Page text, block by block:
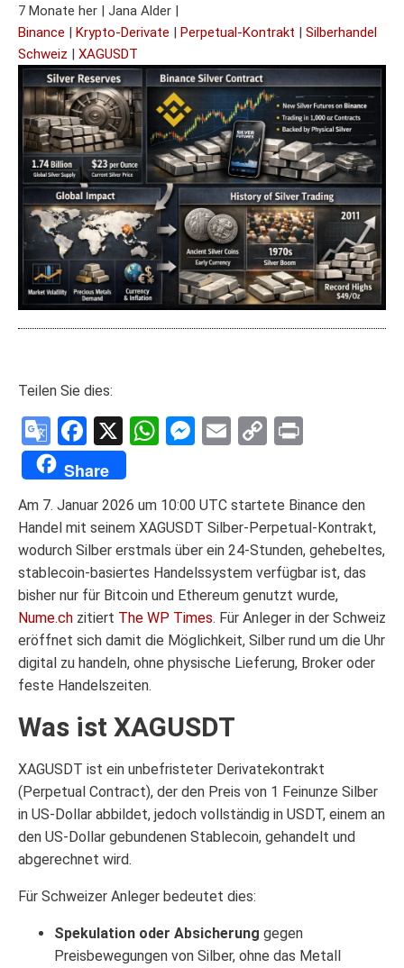
7 Monate her | Jana Alder |
Binance | Krypto-Derivate | Perpetual-Kontrakt | Silberhandel
Schweiz | XAGUSDT
Teilen Sie dies:
Google
Translate
Facebook
X WhatsApp
Messenger
Email
Copy
Share
Am 7. Januar 2026 um 10:00 UTC startete Binance den
Handel mit seinem XAGUSDT Silber-Perpetual-Kontrakt,
wodurch Silber erstmals über ein 24-Stunden, gehebeltes,
stablecoin-basiertes Handelssystem verfügbar ist, das
bisher nur für Bitcoin und Ethereum genutzt wurde,
Nume.ch zitiert The WP Times. Für Anleger in der Schweiz
eröffnet sich damit die Möglichkeit, Silber rund um die Uhr
digital zu handeln, ohne physische Lieferung, Broker oder
feste Handelszeiten.
Was ist XAGUSDT
XAGUSDT ist ein unbefristeter Derivatekontrakt
(Perpetual Contract), der den Preis von 1 Feinunze Silber
in US-Dollar abbildet, jedoch vollständig in USDT, einem an
den US-Dollar gebundenen Stablecoin, gehandelt und
abgerechnet wird.
Für Schweizer Anleger bedeutet dies:
Spekulation oder Absicherung gegen
Preisbewegungen von Silber, ohne das Metall